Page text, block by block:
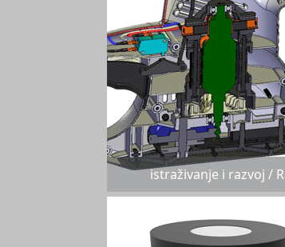
istraživanje i razvoj /